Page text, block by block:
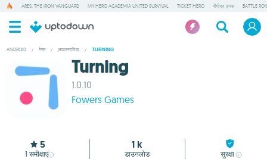
ARES: THE IRON VANGUARD MY HERO ACADEMIA UNITED SURVIVAL TICKET HERO वीपीएन एप्पस BATTLE
ANDROID / गेम्स / आकस्मातिक / TURNING
Turning
1.0.10
Fowers Games
5
1 समीक्षाएं
1 k
डाउनलोड सुरक्षा